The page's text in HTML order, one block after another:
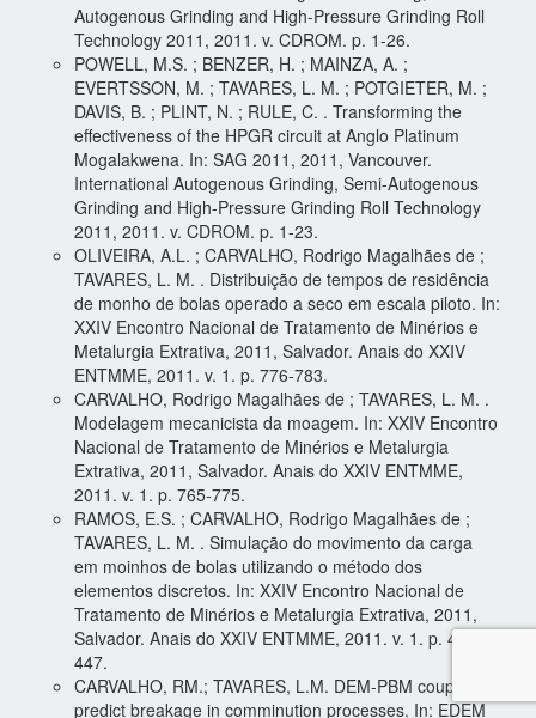
Autogenous Grinding and High-Pressure Grinding Roll
Technology 2011, 2011. v. CDROM. p. 1-26.
POWELL, M.S. ; BENZER, H. ; MAINZA, A. ;
EVERTSSON, M. ; TAVARES, L. M. ; POTGIETER, M. ;
DAVIS, B. ; PLINT, N. ; RULE, C. . Transforming the
effectiveness of the HPGR circuit at Anglo Platinum
Mogalakwena. In: SAG 2011, 2011, Vancouver.
International Autogenous Grinding, Semi-Autogenous
Grinding and High-Pressure Grinding Roll Technology
2011, 2011. v. CDROM. p. 1-23.
OLIVEIRA, A.L. ; CARVALHO, Rodrigo Magalhães de ;
TAVARES, L. M. . Distribuição de tempos de residência
de monho de bolas operado a seco em escala piloto. In:
XXIV Encontro Nacional de Tratamento de Minérios e
Metalurgia Extrativa, 2011, Salvador. Anais do XXIV
ENTMME, 2011. v. 1. p. 776-783.
CARVALHO, Rodrigo Magalhães de ; TAVARES, L. M. .
Modelagem mecanicista da moagem. In: XXIV Encontro
Nacional de Tratamento de Minérios e Metalurgia
Extrativa, 2011, Salvador. Anais do XXIV ENTMME,
2011. v. 1. p. 765-775.
RAMOS, E.S. ; CARVALHO, Rodrigo Magalhães de ;
TAVARES, L. M. . Simulação do movimento da carga
em moinhos de bolas utilizando o método dos
elementos discretos. In: XXIV Encontro Nacional de
Tratamento de Minérios e Metalurgia Extrativa, 2011,
Salvador. Anais do XXIV ENTMME, 2011. v. 1. p. 440-
447.
CARVALHO, RM.; TAVARES, L.M. DEM-PBM coupling to
predict breakage in comminution processes. In: EDEM